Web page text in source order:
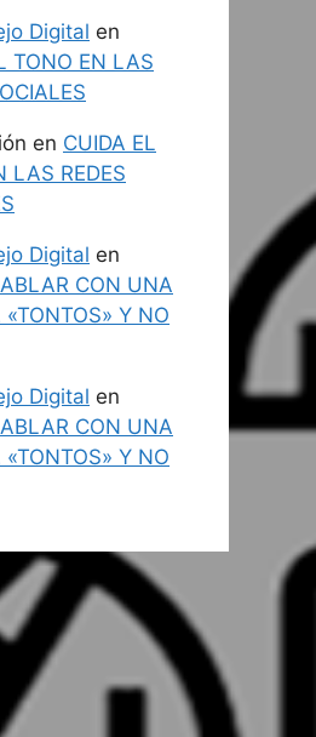
Digital en
TONO EN LAS
en CUIDA EL
LAS REDES
Digital en
CON UNA
«TONTOS» Y NO
Digital en
CON UNA
«TONTOS» Y NO